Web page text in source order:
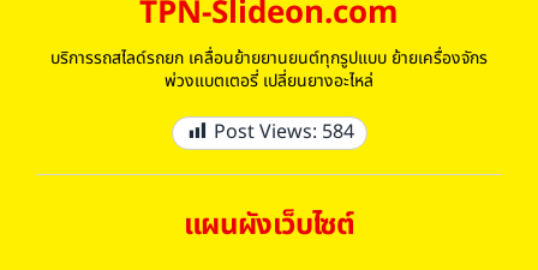
TPN-Slideon.com
บริการรถสไลด์รถยก เคลื่อนย้ายยานยนต์ทุกรูปแบบ ย้ายเครื่องจักร
พ่วงแบตเตอรี่ เปลี่ยนยางอะไหล่
Post Views: 584
แผนผังเว็บไซต์